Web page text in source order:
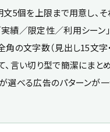
文5個を上限まで用意し、そ
績／限定性／利用シーン
角の文字数（見出し15文字
、言い切り型で簡潔にまと
選べる広告のパターンが